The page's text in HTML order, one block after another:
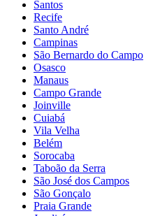
Santos
Recife
Santo André
Campinas
São Bernardo do Campo
Osasco
Manaus
Campo Grande
Joinville
Cuiabá
Vila Velha
Belém
Sorocaba
Taboão da Serra
São José dos Campos
São Gonçalo
Praia Grande